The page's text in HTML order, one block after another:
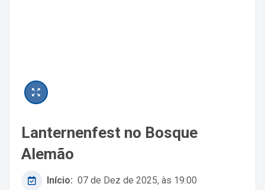
Lanternenfest no Bosque
Alemão
Início: 07 de Dez de 2025, às 19:00